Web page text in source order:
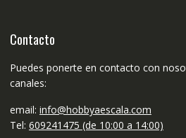
Contacto
Puedes ponerte en contacto con
canales:
email: info@hobbyaescala.com
Tel: 609241475 (de 10:00 a 14:00)